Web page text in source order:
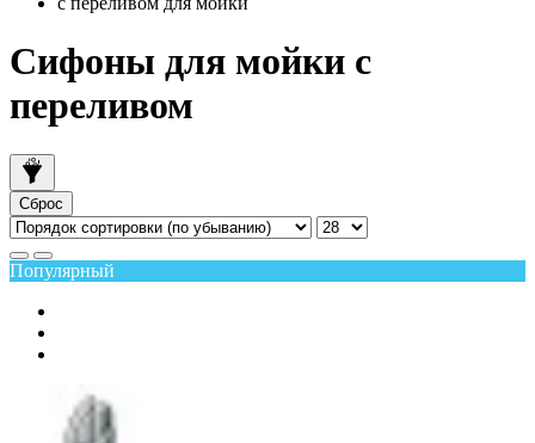
Сифоны для мойки с
переливом
Сброс
Популярный